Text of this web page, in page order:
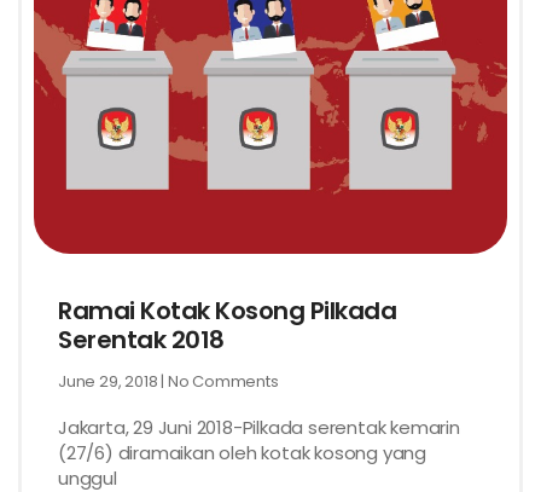
Ramai Kotak Kosong Pilkada
Serentak 2018
June 29, 2018 No Comments
Jakarta, 29 Juni 2018-Pilkada serentak kemarin
(27/6) diramaikan oleh kotak kosong yang
unggul